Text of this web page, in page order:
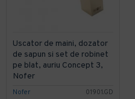
Nofer 01901.GD
Uscator de maini, dozator
de sapun si set de robinet
pe blat, auriu Concept 3,
Nofer